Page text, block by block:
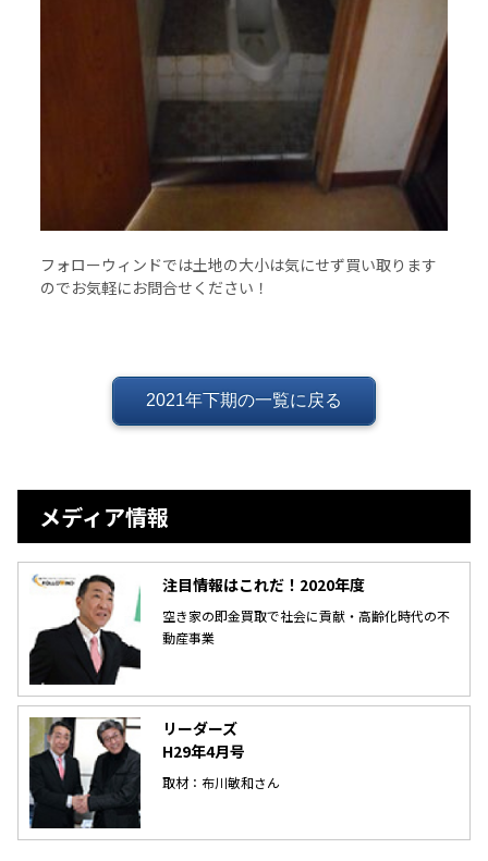
フォローウィンドでは土地の大小は気にせず買い取ります
のでお気軽にお問合せください！
2021年下期の一覧に戻る
メディア情報
注目情報はこれだ！2020年度
空き家の即金買取で社会に貢献・高齢化時代の不
動産事業
リーダーズ
H29年4月号
取材：布川敏和さん